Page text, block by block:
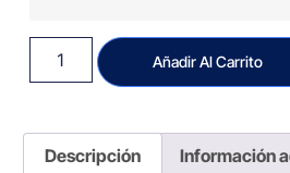
Añadir Al Carrito
Descripción Información